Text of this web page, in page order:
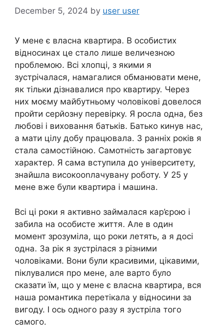
December 5, 2024 by user user
У мене є власна квартира. В особистих
відносинах це стало лише величезною
nроблемою. Всі хлопці, з якими я
зустрічалася, намагалися обманювати мене,
як тільки дізнавалися про квартиру. Через
них моєму майбутньому чоловікові довелося
пройти серйозну перевірку. Я росла одна, без
любові і виховання батьків. Батько кинув нас,
а мати цілу добу працювала. З ранніх років я
стала самостійною. Самотність загартовує
характер. Я сама вступила до університету,
знайшла високооnлачувану роботу. У 25 у
мене вже були квартира і машина.
Всі ці роки я активно займалася кар’єрою і
забила на особисте життя. Але в один
момент зрозуміла, що роки летять, а я досі
одна. За рік я зустрілася з різними
чоловіками. Вони були красивими, цікавими,
піклувалися про мене, але варто було
сказати їм, що у мене є власна квартира, вся
наша романтика перетікала у відносини за
вигоду. І ось одного разу я зустріла того
самого.